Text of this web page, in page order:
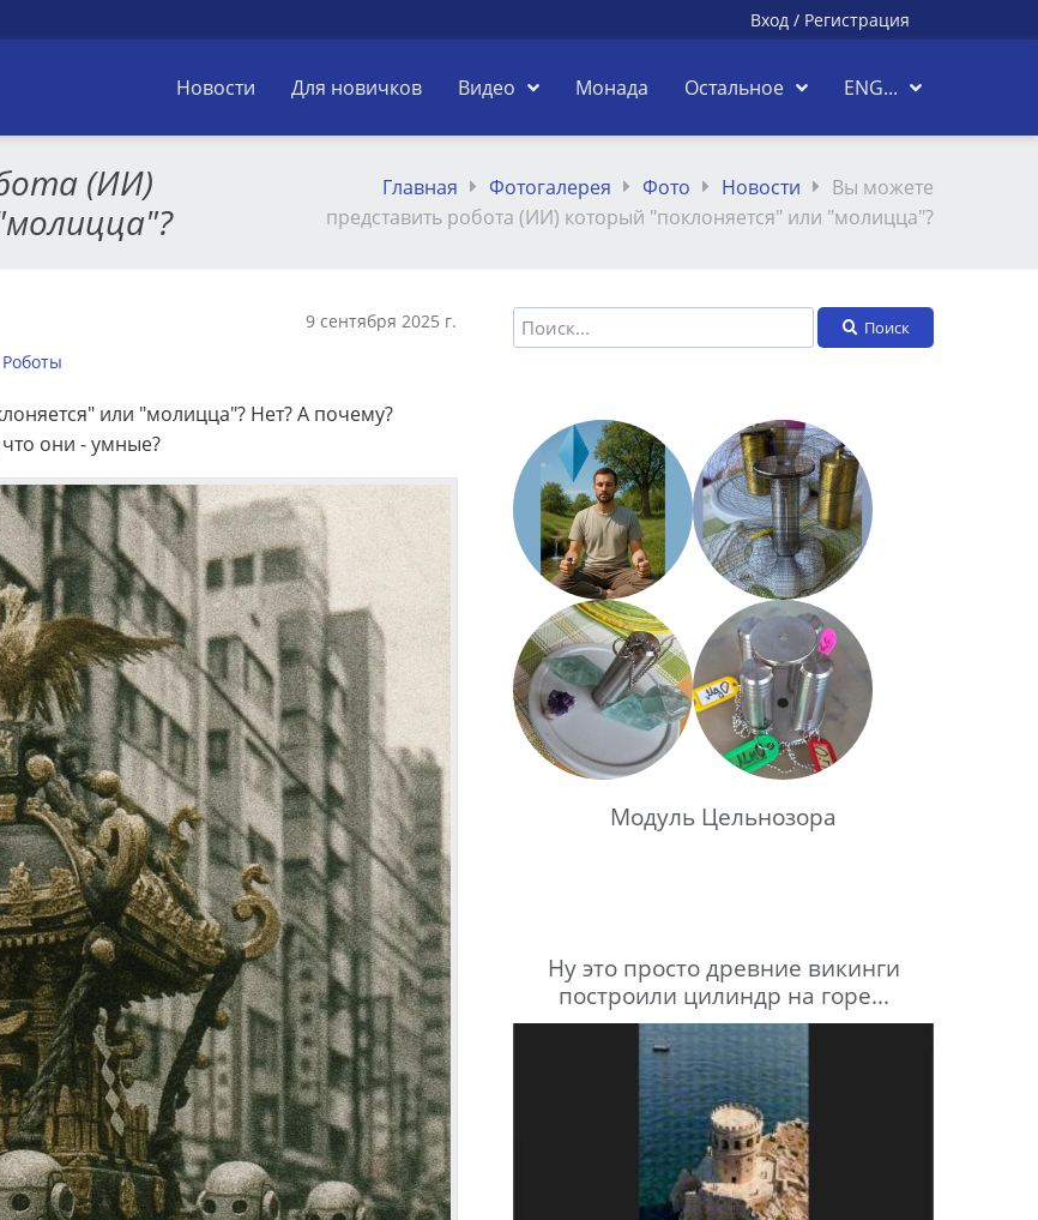
Вход / Регистрация
Новости Для новичков Видео Монада Остальное ENG...
(ИИ)
Главная Фотогалерея Фото Новости
Вы можете
представить робота (ИИ) который "поклоняется" или "молицца"?
9 сентября 2025 г.
Роботы
или "молицца"? Нет? А почему?
они - умные?
Поиск
Модуль Цельнозора
Ну это просто древние викинги
построили цилиндр на горе...